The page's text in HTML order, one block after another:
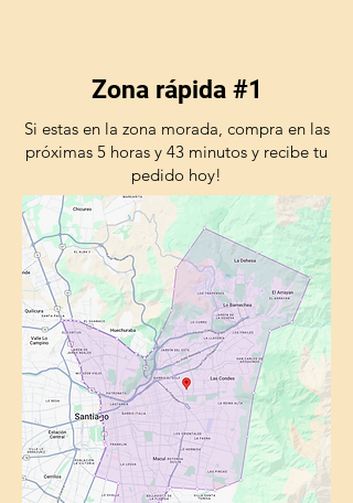
Zona rápida #1
Si estas en la zona morada, compra en las
próximas 5 horas y 43 minutos y recibe tu
pedido hoy!